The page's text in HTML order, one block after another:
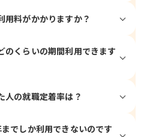
用料がかかりますか？
のくらいの期間利用できます
人の就職定着率は？
でしか利用できないのです